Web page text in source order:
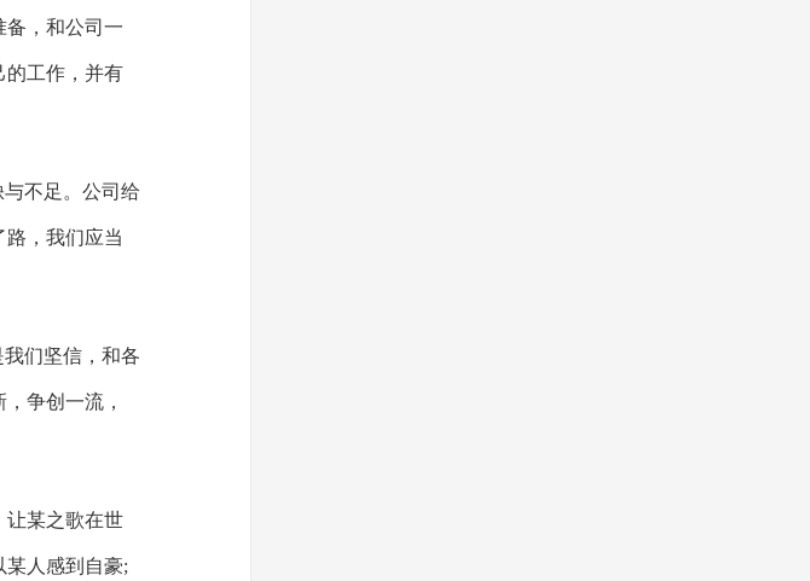
备，和公司一
的工作，并有
不足。公司给
，我们应当
们坚信，和各
争创一流，
让某之歌在世
人感到自豪;